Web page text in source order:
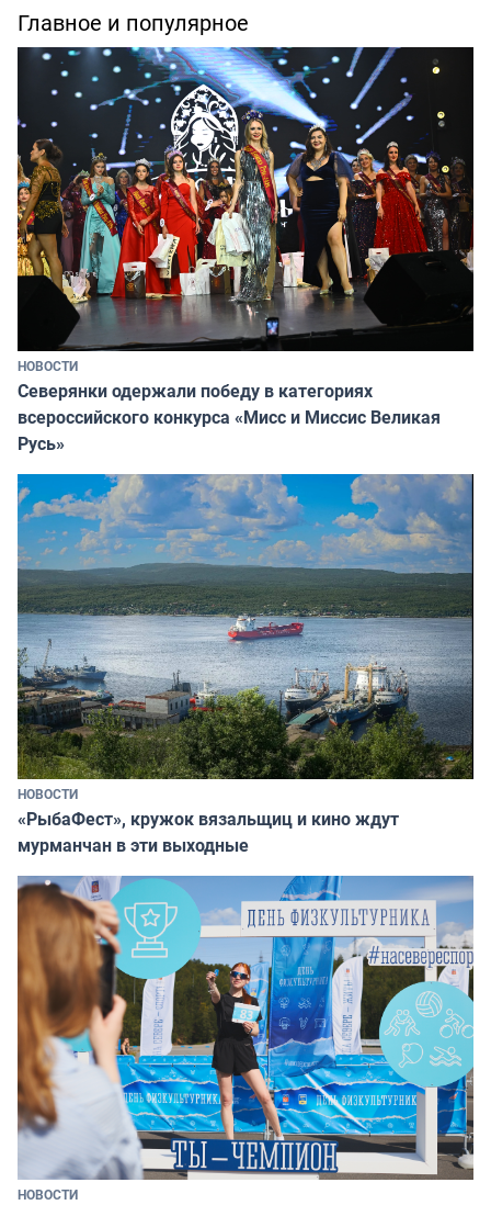
Главное и популярное
НОВОСТИ
Северянки одержали победу в категориях
всероссийского конкурса «Мисс и Миссис Великая
Русь»
НОВОСТИ
«РыбаФест», кружок вязальщиц и кино ждут
мурманчан в эти выходные
НОВОСТИ